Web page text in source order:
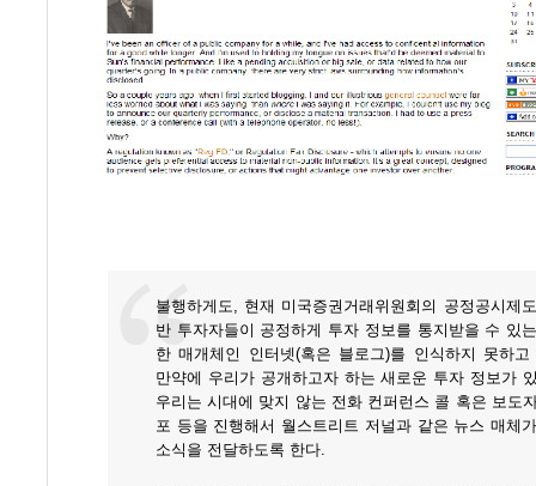
불행하게도, 현재 미국증권거래위원회의 공정공시제
반 투자자들이 공정하게 투자 정보를 통지받을 수 있
한 매개체인 인터넷(혹은 블로그)를 인식하지 못하
만약에 우리가 공개하고자 하는 새로운 투자 정보가
우리는 시대에 맞지 않는 전화 컨퍼런스 콜 혹은 보도
포 등을 진행해서 월스트리트 저널과 같은 뉴스 매체
소식을 전달하도록 한다.